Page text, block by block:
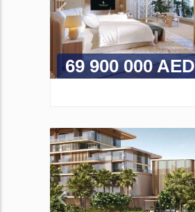
69 900 000 AED